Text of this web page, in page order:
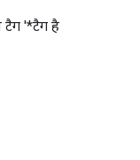
टैग '*टैग है